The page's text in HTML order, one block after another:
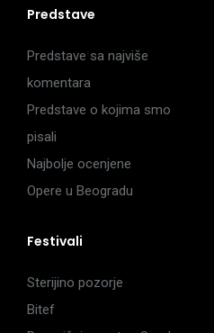
Predstave
Predstave sa najviše
komentara
Predstave o kojima smo
pisali
Najbolje ocenjene
Opere u Beogradu
Festivali
Sterijino pozorje
Bitef